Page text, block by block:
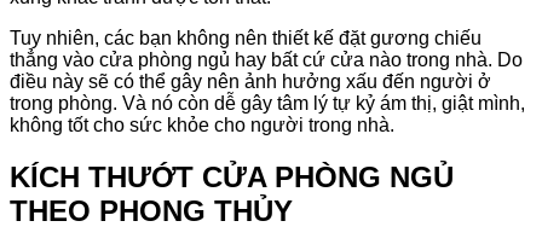
Tuy nhiên, các bạn không nên thiết kế đặt gương chiếu
thẳng vào cửa phòng ngủ hay bất cứ cửa nào trong nhà. Do
điều này sẽ có thể gây nên ảnh hưởng xấu đến người ở
trong phòng. Và nó còn dễ gây tâm lý tự kỷ ám thị, giật mình,
không tốt cho sức khỏe cho người trong nhà.
KÍCH THƯỚT CỬA PHÒNG NGỦ
THEO PHONG THỦY